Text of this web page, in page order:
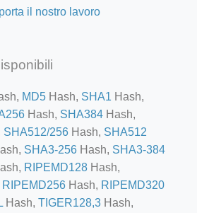
il nostro lavoro
MD5 Hash, SHA1 Hash,
Hash, SHA384 Hash,
SHA512/256 Hash, SHA512
SHA3-256 Hash, SHA3-384
RIPEMD128 Hash,
RIPEMD256 Hash, RIPEMD320
Hash, TIGER128,3 Hash,